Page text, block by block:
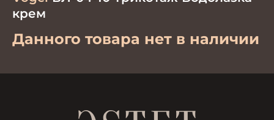
крем
Данного товара нет в наличии